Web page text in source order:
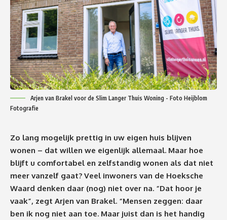
Arjen van Brakel voor de Slim Langer Thuis Woning - Foto Heijblom
Fotografie
Zo lang mogelijk prettig in uw eigen huis blijven
wonen – dat willen we eigenlijk allemaal. Maar hoe
blijft u comfortabel en zelfstandig wonen als dat niet
meer vanzelf gaat? Veel inwoners van de Hoeksche
Waard denken daar (nog) niet over na. “Dat hoor je
vaak”, zegt Arjen van Brakel. “Mensen zeggen: daar
ben ik nog niet aan toe. Maar juist dan is het handig